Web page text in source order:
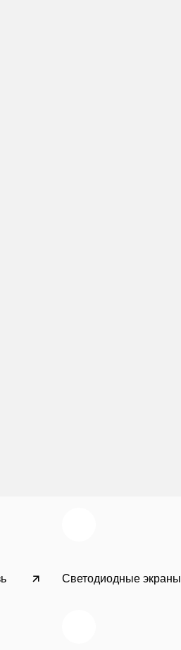
Светодиодные экраны